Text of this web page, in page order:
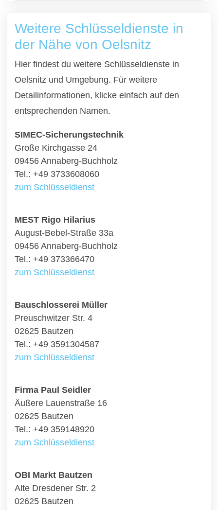
Weitere Schlüsseldienste in
der Nähe von Oelsnitz
Hier findest du weitere Schlüsseldienste in
Oelsnitz und Umgebung. Für weitere
Detailinformationen, klicke einfach auf den
entsprechenden Namen.
SIMEC-Sicherungstechnik
Große Kirchgasse 24
09456 Annaberg-Buchholz
Tel.: +49 3733608060
zum Schlüsseldienst
MEST Rigo Hilarius
August-Bebel-Straße 33a
09456 Annaberg-Buchholz
Tel.: +49 373366470
zum Schlüsseldienst
Bauschlosserei Müller
Preuschwitzer Str. 4
02625 Bautzen
Tel.: +49 3591304587
zum Schlüsseldienst
Firma Paul Seidler
Äußere Lauenstraße 16
02625 Bautzen
Tel.: +49 359148920
zum Schlüsseldienst
OBI Markt Bautzen
Alte Dresdener Str. 2
02625 Bautzen